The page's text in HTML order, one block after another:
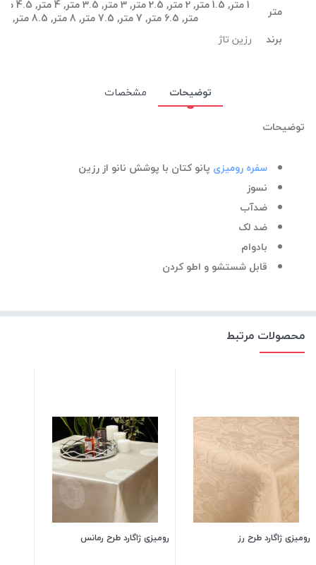
متر
متر, 6.5 متر, 7 متر, 7.5 متر, 8 متر, 8.5 متر, 9 متر, 9.5 متر, 10 متر
برند
رزین تاژ
توضیحات
مشخصات
توضیحات
سفره رومیزی پانو کتان با پوشش نانو از رزین
نسوز
ضدآب
ضد لک
بادوام
قابل شستشو و اطو کردن
محصولات مرتبط
رومیزی ژاگارد طرح رز رومیزی ژاگارد طرح رمانس